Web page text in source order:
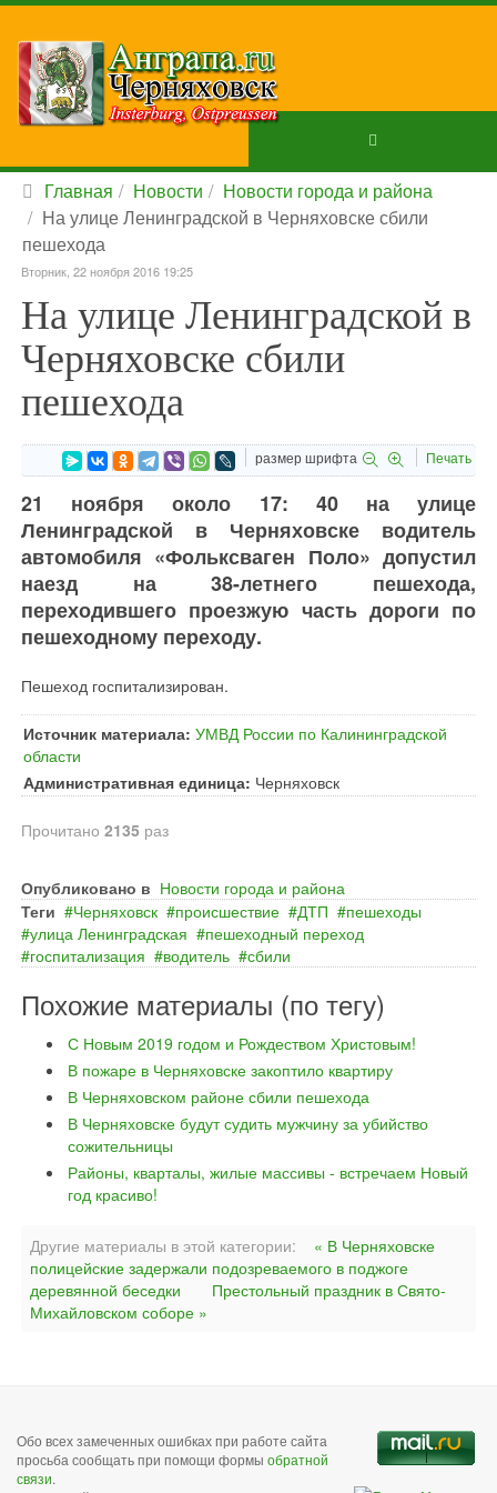
Главная Новости
Новости города и района
На улице Ленинградской в Черняховске сбили
пешехода
Вторник, 22 ноября 2016 19:25
На улице Ленинградской в
Черняховске сбили
пешехода
размер шрифта Печать
21 ноября около 17: 40 на улице
Ленинградской в Черняховске водитель
автомобиля «Фольксваген Поло» допустил
наезд на 38-летнего пешехода,
переходившего проезжую часть дороги по
пешеходному переходу.
Пешеход госпитализирован.
Источник материала: УМВД России по Калининградской
области
Административная единица: Черняховск
Прочитано 2135 раз
Опубликовано в Новости города и района
Теги
Черняховск происшествие ДТП
пешеходы
улица Ленинградская
пешеходный переход
госпитализация
водитель сбили
Похожие материалы (по тегу)
С Новым 2019 годом и Рождеством Христовым!
В пожаре в Черняховске закоптило квартиру
В Черняховском районе сбили пешехода
В Черняховске будут судить мужчину за убийство
сожительницы
Районы, кварталы, жилые массивы - встречаем Новый
год красиво!
Другие материалы в этой категории:
« В Черняховске
полицейские задержали подозреваемого в поджоге
деревянной беседки
Престольный праздник в Свято-
Михайловском соборе »
Обо всех замеченных ошибках при работе сайта
просьба сообщать при помощи формы обратной
связи.